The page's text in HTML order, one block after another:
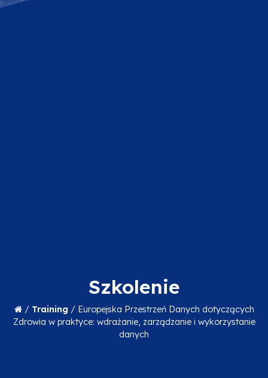
Szkolenie
/ Training / Europejska Przestrzeń Danych dotyczących
Zdrowia w praktyce: wdrażanie, zarządzanie i wykorzystanie
danych